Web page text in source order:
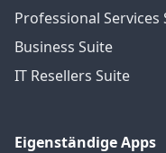
Professional Services
Business Suite
IT Resellers Suite
Eigenständige Apps